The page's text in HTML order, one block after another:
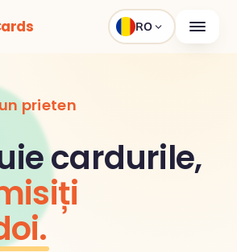
RO
prieten
cardurile,